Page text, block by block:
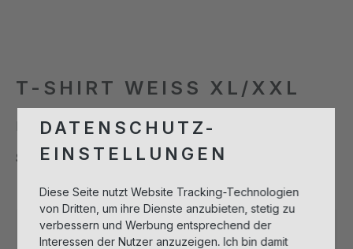
T-SHIRT WEISS XL/XXL
Produktnummer:971923
Sizeauswählen
M/L
XL/XXL XS/S
DATENSCHUTZ-
EINSTELLUNGEN
Diese Seite nutzt Website Tracking-Technologien
von Dritten, um ihre Dienste anzubieten, stetig zu
verbessern und Werbung entsprechend der
Interessen der Nutzer anzuzeigen. Ich bin damit